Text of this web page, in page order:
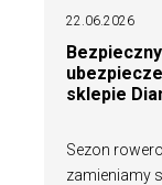
22.06.2026
sklepie
Sezon
zamieniamy